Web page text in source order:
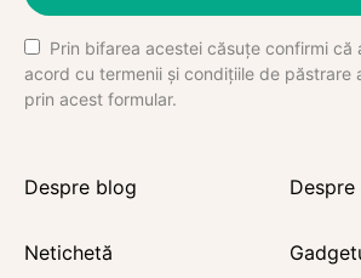
Prin bifarea acestei căsuțe confirmi că
acord cu termenii și condițiile de păstrare
prin acest formular.
Despre blog
Netichetă